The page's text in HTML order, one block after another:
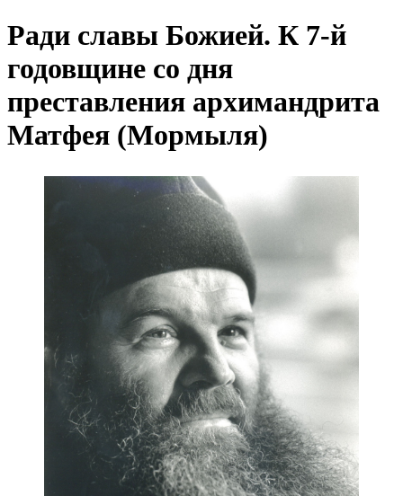
Ради славы Божией. К 7-й
годовщине со дня
преставления архимандрита
Матфея (Мормыля)